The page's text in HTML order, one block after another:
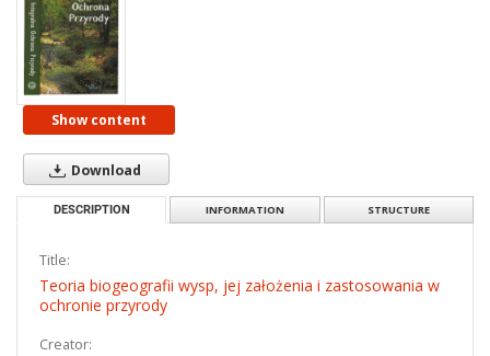
Show content
Download
DESCRIPTION INFORMATION STRUCTURE
Title:
Teoria biogeografii wysp, jej założenia i zastosowania w
ochronie przyrody
Creator: